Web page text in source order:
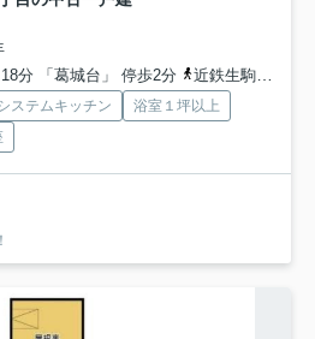
分 「葛城台」 停歩2分
近鉄生駒線「王寺」駅 バス18分 「葛城台」 停歩2分
ステムキッチン
浴室１坪以上